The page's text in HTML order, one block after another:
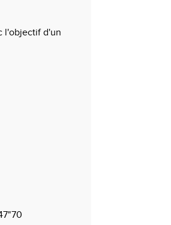
l'objectif d'un